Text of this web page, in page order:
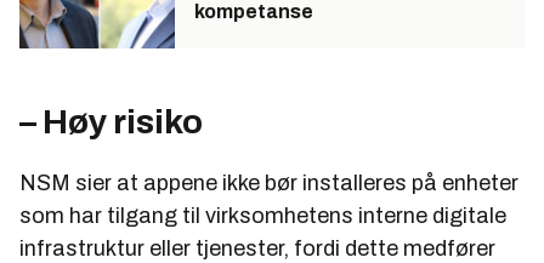
kompetanse
– Høy risiko
NSM sier at appene ikke bør installeres på enheter
som har tilgang til virksomhetens interne digitale
infrastruktur eller tjenester, fordi dette medfører